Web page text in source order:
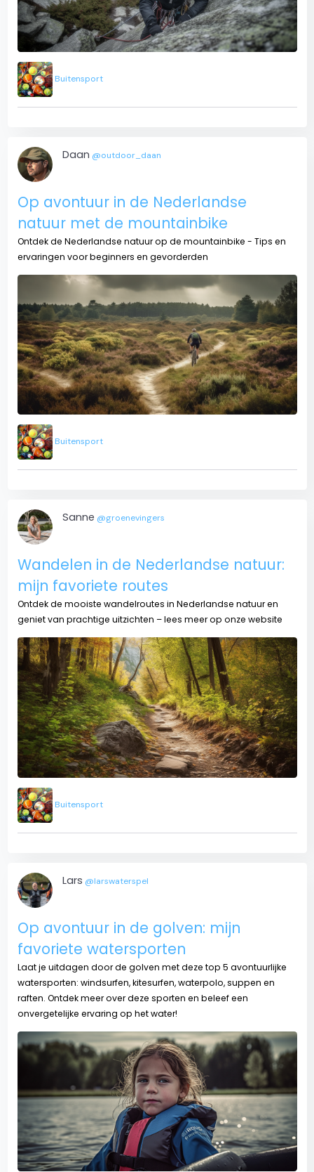
Buitensport
Daan @outdoor_daan
Op avontuur in de Nederlandse
natuur met de mountainbike
Ontdek de Nederlandse natuur op de mountainbike - Tips en
ervaringen voor beginners en gevorderden
Buitensport
Sanne @groenevingers
Wandelen in de Nederlandse natuur:
mijn favoriete routes
Ontdek de mooiste wandelroutes in Nederlandse natuur en
geniet van prachtige uitzichten – lees meer op onze website
Buitensport
Lars @larswaterspel
Op avontuur in de golven: mijn
favoriete watersporten
Laat je uitdagen door de golven met deze top 5 avontuurlijke
watersporten: windsurfen, kitesurfen, waterpolo, suppen en
raften. Ontdek meer over deze sporten en beleef een
onvergetelijke ervaring op het water!